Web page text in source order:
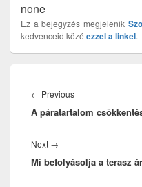
none
Ez a bejegyzés megjelenik
kedvenceid közé ezzel a linkel.
navigáció
← PreviousPrevious
post:
A páratartalom
Next →
post:
Mi befolyásolja a terasz